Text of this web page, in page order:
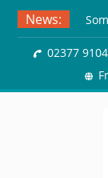
Skip
content
News:
02377